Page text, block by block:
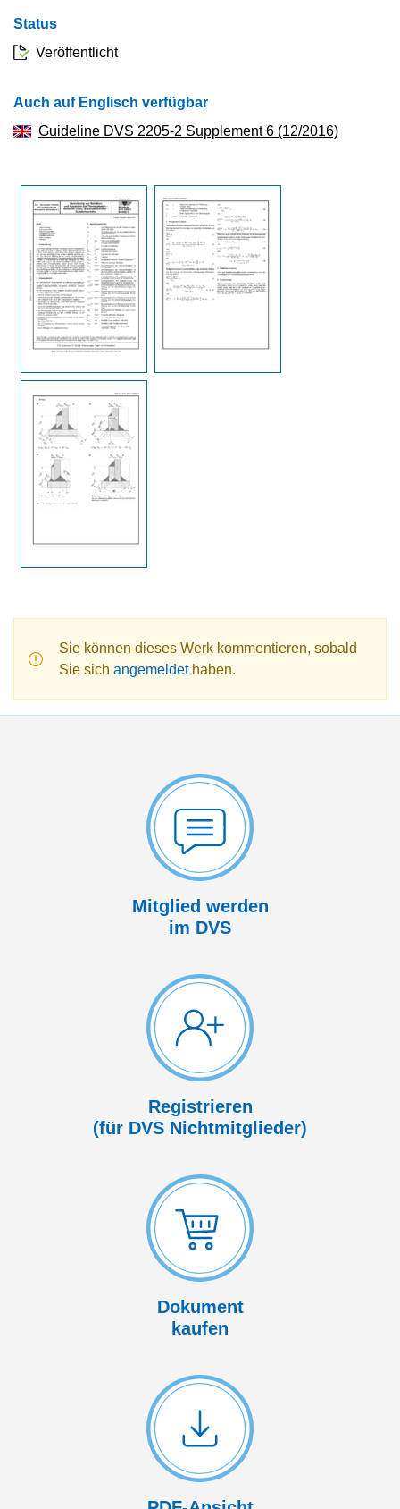
Status
Veröffentlicht
Auch auf Englisch verfügbar
Guideline DVS 2205-2 Supplement 6 (12/2016)
Sie können dieses Werk kommentieren, sobald
Sie sich angemeldethaben.
Mitglied werden
im DVS
Registrieren
(für DVS Nicht­mitglieder)
Dokument
kaufen